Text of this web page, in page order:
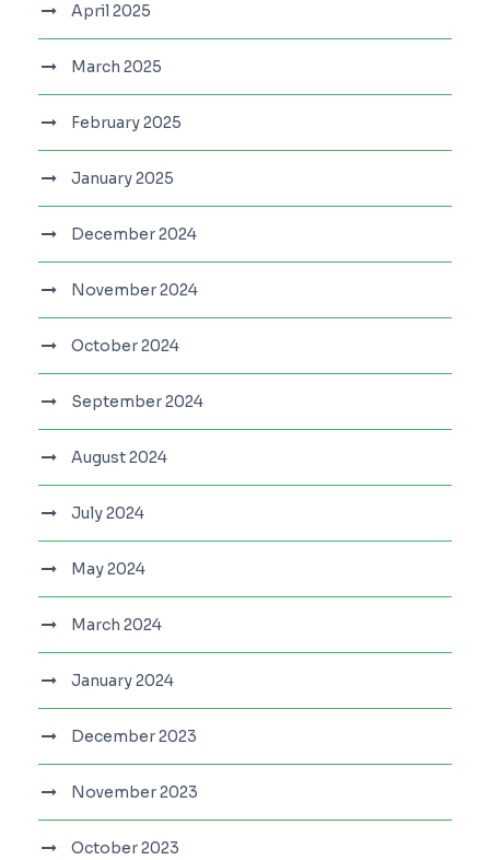
April 2025
March 2025
February 2025
January 2025
December 2024
November 2024
October 2024
September 2024
August 2024
July 2024
May 2024
March 2024
January 2024
December 2023
November 2023
October 2023